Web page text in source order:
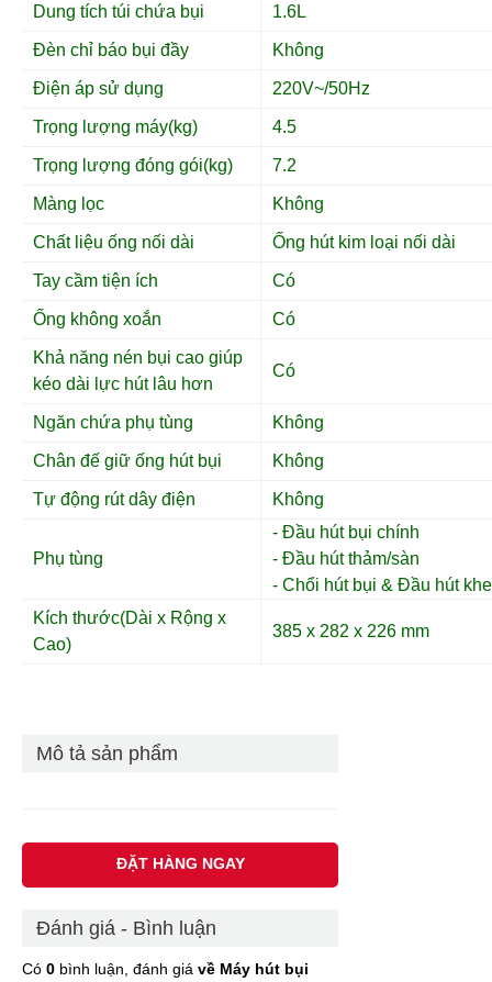
Dung tích túi chứa bụi 1.6L
Đèn chỉ báo bụi đầy Không
Điện áp sử dụng 220V~/50Hz
Trọng lượng máy(kg) 4.5
Trọng lượng đóng gói(kg) 7.2
Màng lọc Không
Chất liệu ống nối dài Ống hút kim loại nối dài
Tay cầm tiện ích Có
Ống không xoắn Có
Khả năng nén bụi cao giúp
kéo dài lực hút lâu hơn
Có
Ngăn chứa phụ tùng Không
Chân đế giữ ống hút bụi Không
Tự động rút dây điện Không
Phụ tùng
- Đầu hút bụi chính
- Đầu hút thảm/sàn
- Chổi hút bụi & Đầu hút
Kích thước(Dài x Rộng x
Cao)
385 x 282 x 226 mm
Mô tả sản phẩm
ĐẶT HÀNG NGAY
Đánh giá - Bình luận
Có 0 bình luận, đánh giá về Máy hút bụi